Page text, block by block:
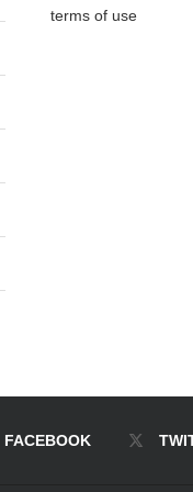
terms of use
FACEBOOK